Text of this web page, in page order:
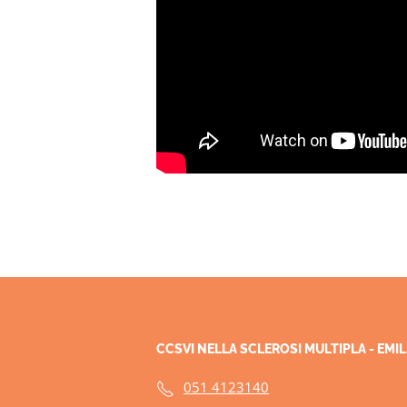
CCSVI NELLA SCLEROSI MULTIPLA -
051 4123140